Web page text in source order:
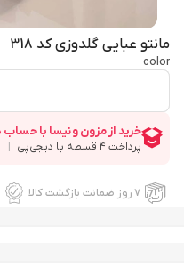
مانتو عبایی گلدوزی کد 318
color
۷ روز ضمانت بازگشت کالا